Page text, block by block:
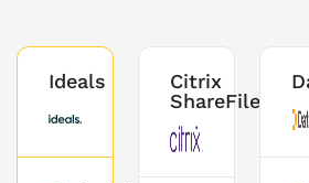
Ideals
Citrix
ShareFile